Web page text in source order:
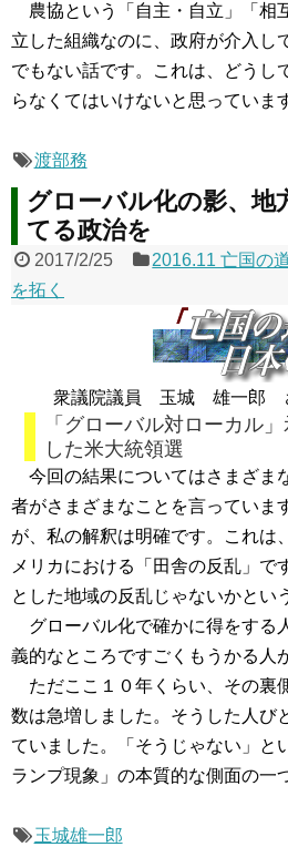
農協という「自主・自立」「相
立した組織なのに、政府が介入し
でもない話です。これは、どうし
らなくてはいけないと思っていま
渡部務
グローバル化の影、地
てる政治を
2017/2/25
2016.11 亡国の
を拓く
衆議院議員 玉城 雄一郎
「グローバル対ローカル
した米大統領選
今回の結果についてはさまざま
者がさまざまなことを言っていま
が、私の解釈は明確です。これは
メリカにおける「田舎の反乱」で
とした地域の反乱じゃないかとい
グローバル化で確かに得をする
義的なところですごくもうかる人
ただここ１０年くらい、その裏
数は急増しました。そうした人び
ていました。「そうじゃない」と
ランプ現象」の本質的な側面の一
玉城雄一郎